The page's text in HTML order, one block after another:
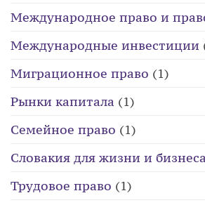
Международное право и
Международные инвестиции
Миграционное право (1)
Рынки капитала (1)
Семейное право (1)
Словакия для жизни и бизнеса
Трудовое право (1)